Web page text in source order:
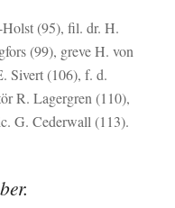
(95), fil. dr. H.
(99), greve H. von
Sivert (106), f. d.
R. Lagergren (110),
G. Cederwall (113).